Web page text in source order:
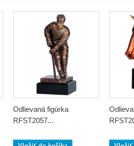
Odlievaná figúrka
RFST2057...